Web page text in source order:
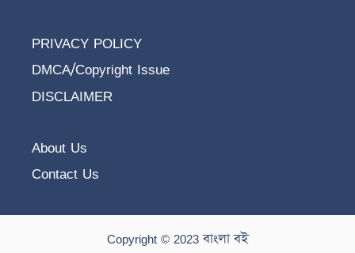
PRIVACY POLICY
DMCA/Copyright Issue
DISCLAIMER
About Us
Contact Us
Copyright © 2023 বাংলা বই